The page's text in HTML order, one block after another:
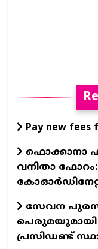
Pay new fees
ഫൊക്കാനാ
വനിതാ ഫോറം:
സേവന
പെരുമയുമായി
പ്രസിഡണ്ട്